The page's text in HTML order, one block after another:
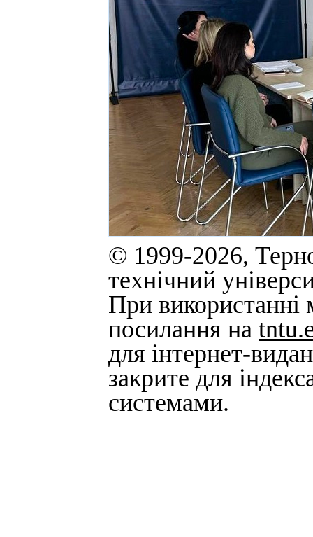
© 1999-2026,
технічний
При використанні
посилання на
для інтернет-
закрите для
системами.